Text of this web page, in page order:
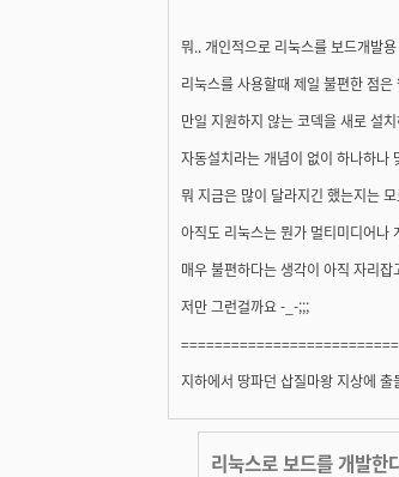
뭐.. 개인적으로 리눅스를 보드개발
리눅스를 사용할때 제일 불편한 점
만일 지원하지 않는 코덱을 새로 설
자동설치라는 개념이 없이 하나하나
뭐 지금은 많이 달라지긴 했는지는
아직도 리눅스는 뭔가 멀티미디어나
매우 불편하다는 생각이 아직 자리잡
저만 그런걸까요 -_-;;;
지하에서 땅파던 삽질마왕 지상에
리눅스로 보드를 개발한